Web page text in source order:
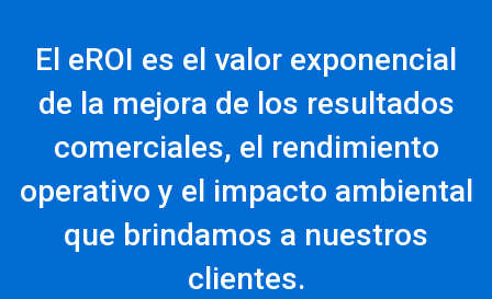
El eROI es el valor exponencial
de la mejora de los resultados
comerciales, el rendimiento
operativo y el impacto ambiental
que brindamos a nuestros
clientes.